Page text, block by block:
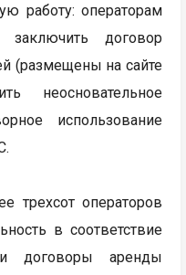
работу: операторам
договор
(размещены на сайте
неосновательное
использование
трехсот операторов
в соответствие
договоры аренды